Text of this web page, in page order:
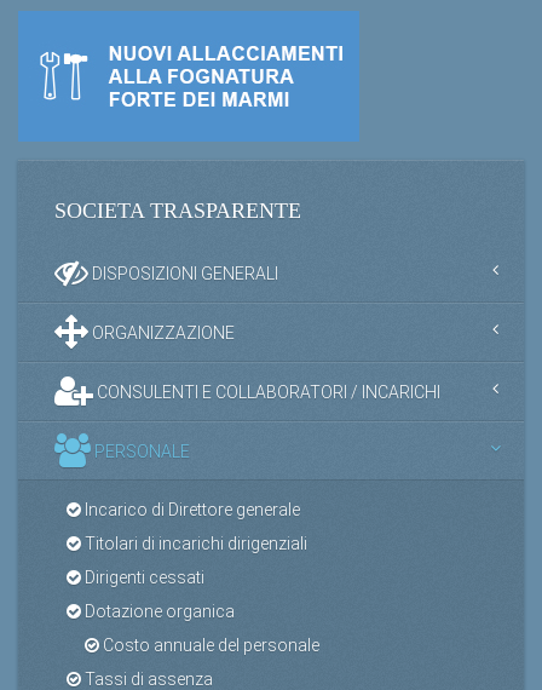
SOCIETA TRASPARENTE
DISPOSIZIONI GENERALI
ORGANIZZAZIONE
CONSULENTI E COLLABORATORI / INCARICHI
PERSONALE
Incarico di Direttore generale
Titolari di incarichi dirigenziali
Dirigenti cessati
Dotazione organica
Costo annuale del personale
Tassi di assenza